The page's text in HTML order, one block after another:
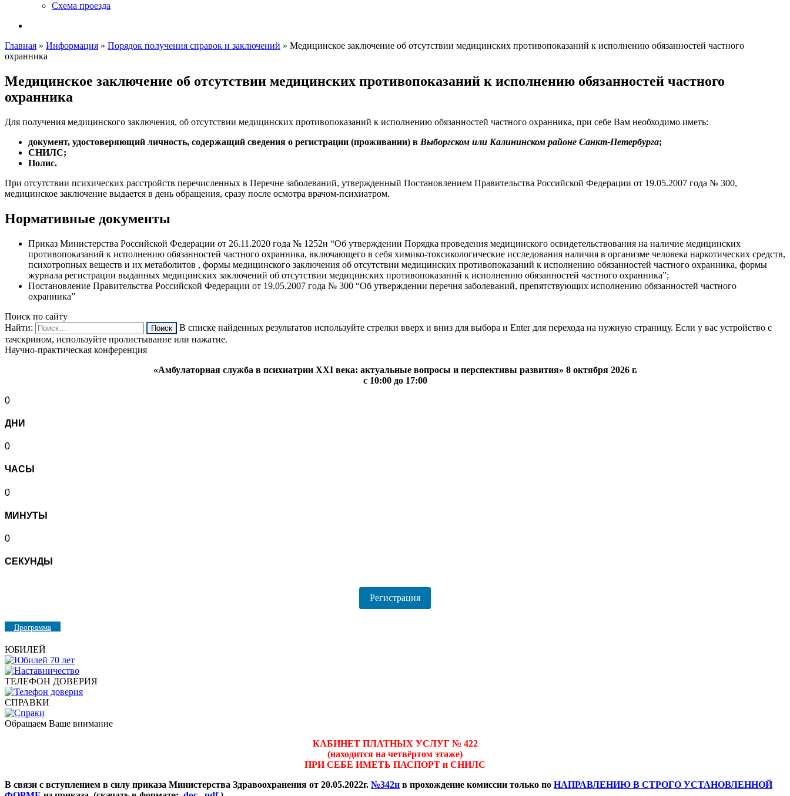
Схема проезда
Главная » Информация » Порядок получения справок и заключений » Медицинское заключение об отсутствии медицинских противопоказаний к исполнению обязанностей частного
охранника
Медицинское заключение об отсутствии медицинских противопоказаний к исполнению обязанностей частного
охранника
Для получения медицинского заключения, об отсутствии медицинских противопоказаний к исполнению обязанностей частного охранника, при себе Вам необходимо иметь:
документ, удостоверяющий личность, содержащий сведения о регистрации (проживании) в Выборгском или Калининском районе Санкт-Петербурга;
СНИЛС;
Полис.
При отсутствии психических расстройств перечисленных в Перечне заболеваний, утвержденный Постановлением Правительства Российской Федерации от 19.05.2007 года № 300,
медицинское заключение выдается в день обращения, сразу после осмотра врачом-психиатром.
Нормативные документы
Приказ Министерства Российской Федерации от 26.11.2020 года № 1252н “Об утверждении Порядка проведения медицинского освидетельствования на наличие медицинских
противопоказаний к исполнению обязанностей частного охранника, включающего в себя химико-токсикологические исследования наличия в организме человека наркотических средств,
психотропных веществ и их метаболитов , формы медицинского заключения об отсутствии медицинских противопоказаний к исполнению обязанностей частного охранника, формы
журнала регистрации выданных медицинских заключений об отсутствии медицинских противопоказаний к исполнению обязанностей частного охранника”;
Постановление Правительства Российской Федерации от 19.05.2007 года № 300 “Об утверждении перечня заболеваний, препятствующих исполнению обязанностей частного
охранника”
Поиск по сайту
Найти:
В списке найденных результатов используйте стрелки вверх и вниз для выбора и Enter для перехода на нужную страницу. Если у вас устройство с
тачскрином, используйте пролистывание или нажатие.
Научно-практическая конференция
«Амбулаторная служба в психиатрии XXI века: актуальные вопросы и перспективы развития» 8 октября 2026 г.
с 10:00 до 17:00
0
ДНИ
0
ЧАСЫ
0
МИНУТЫ
0
СЕКУНДЫ
Регистрация
Программа
ЮБИЛЕЙ
ТЕЛЕФОН ДОВЕРИЯ
СПРАВКИ
Обращаем Ваше внимание
КАБИНЕТ ПЛАТНЫХ УСЛУГ № 422
(находится на четвёртом этаже)
ПРИ СЕБЕ ИМЕТЬ ПАСПОРТ и СНИЛС
В связи с вступлением в силу приказа Министерства Здравоохранения от 20.05.2022г. №342н в прохождение комиссии только по НАПРАВЛЕНИЮ В СТРОГО УСТАНОВЛЕННОЙ